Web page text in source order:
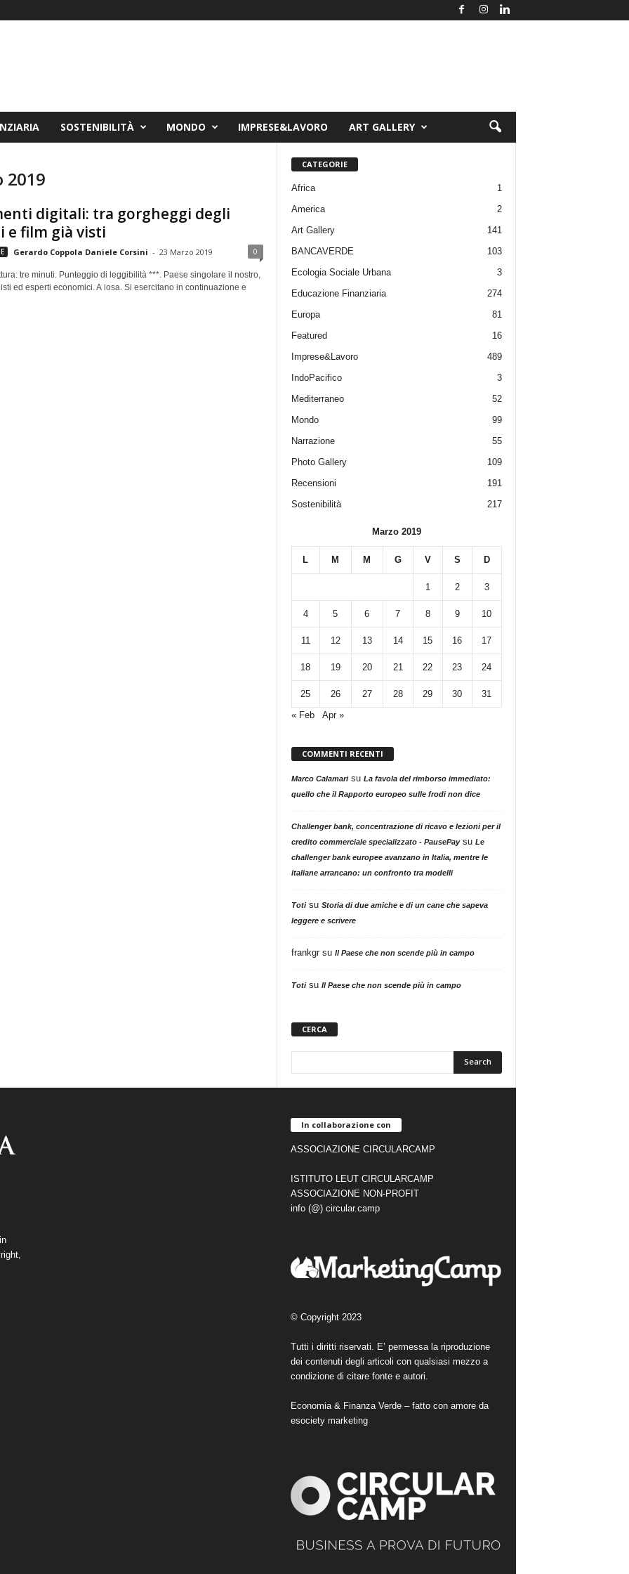
SOSTENIBILITÀ MONDO IMPRESE&LAVORO ART GALLERY
2019
digitali: tra gorgheggi degli
e film già visti
Gerardo Coppola Daniele Corsini - 23 Marzo 2019 0
tre minuti. Punteggio di leggibilità ***. Paese singolare il nostro,
ed esperti economici. A iosa. Si esercitano in continuazione e
CATEGORIE
Africa
1
America
2
Art Gallery
141
BANCAVERDE
103
Ecologia Sociale Urbana
3
Educazione Finanziaria
274
Europa
81
Featured
16
Imprese&Lavoro
489
IndoPacifico
3
Mediterraneo
52
Mondo
99
Narrazione
55
Photo Gallery
109
Recensioni
191
Sostenibilità
217
Marzo 2019
L M M G V S D
1 2 3
4 5 6 7 8 9 10
11 12 13 14 15 16 17
18 19 20 21 22 23 24
25 26 27 28 29 30
31
« Feb
Apr »
COMMENTI RECENTI
Marco Calamarisu La favola del rimborso immediato:
quello che il Rapporto europeo sulle frodi non dice
Challenger bank, concentrazione di ricavo e lezioni per il
credito commerciale specializzato - PausePaysu Le
challenger bank europee avanzano in Italia, mentre le
italiane arrancano: un confronto tra modelli
Totisu Storia di due amiche e di un cane che sapeva
leggere e scrivere
frankgrsu Il Paese che non scende più in campo
Totisu Il Paese che non scende più in campo
CERCA
In collaborazione con
ASSOCIAZIONE CIRCULARCAMP
ISTITUTO LEUT CIRCULARCAMP
ASSOCIAZIONE NON-PROFIT
info (@) circular.camp
© Copyright 2023
Tutti i diritti riservati. E’ permessa la riproduzione
dei contenuti degli articoli con qualsiasi mezzo a
condizione di citare fonte e autori.
Economia & Finanza Verde – fatto con amore da
esociety marketing